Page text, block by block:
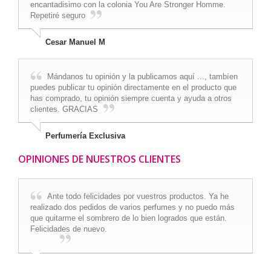
encantadisimo con la colonia You Are Stronger Homme.
Repetiré seguro
Cesar Manuel M
Mándanos tu opinión y la publicamos aquí ..., tambíen
puedes publicar tu opinión directamente en el producto que
has comprado, tu opinión siempre cuenta y ayuda a otros
clientes. GRACIAS
Perfumería Exclusiva
OPINIONES DE NUESTROS CLIENTES
Ante todo felicidades por vuestros productos. Ya he
realizado dos pedidos de varios perfumes y no puedo más
que quitarme el sombrero de lo bien logrados que están.
Felicidades de nuevo.